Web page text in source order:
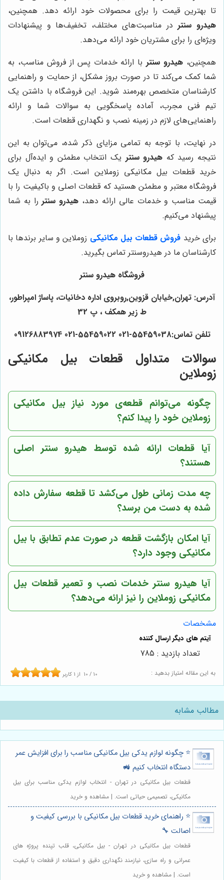
تا بهترین قیمت را برای محصولات خود ارائه دهد. همچنین،
هیدرو سنتر در مناسبت‌های مختلف، تخفیف‌ها و پیشنهادات
ویژه‌ای را برای مشتریان خود ارائه می‌دهد.
همچنین، هیدرو سنتر با ارائه خدمات پس از فروش مناسب، به
شما کمک می‌کند تا در صورت بروز مشکل، از حمایت و راهنمایی
کارشناسان متخصص بهره‌مند شوید. این فروشگاه با داشتن یک
تیم فنی مجرب، آماده پاسخگویی به سوالات شما و ارائه
راهنمایی‌های لازم در زمینه نصب و نگهداری قطعات است.
در نهایت، با توجه به تمامی مزایای ذکر شده، می‌توان به این
نتیجه رسید که هیدرو سنتر یک انتخاب مطمئن و ایده‌آل برای
خرید قطعات بیل مکانیکی زوملاین است. اگر به دنبال یک
فروشگاه معتبر و مطمئن هستید که قطعات اصلی و باکیفیت را با
قیمت مناسب و خدمات عالی ارائه دهد، هیدرو سنتر را به شما
پیشنهاد می‌کنیم.
برای خرید فروش قطعات بیل مکانیکی زوملاین و سایر برندها با
کارشناسان ما در هیدروسنتر تماس بگیرید.
فروشگاه هیدرو سنتر
آدرس: تهران,خیابان قزوین,روبروی اداره دخانیات، پاساژ امپراطور،
ط زیر همکف ، پ 32
تلفن تماس:55459038-021 55459022-021 09126883974
سوالات متداول قطعات بیل مکانیکی
زوملاین
چگونه می‌توانم قطعه‌ی مورد نیاز بیل مکانیکی
زوملاین خود را پیدا کنم؟
آیا قطعات ارائه شده توسط هیدرو سنتر اصلی
هستند؟
چه مدت زمانی طول می‌کشد تا قطعه سفارش داده
شده به دست من برسد؟
آیا امکان بازگشت قطعه در صورت عدم تطابق با بیل
مکانیکی وجود دارد؟
آیا هیدرو سنتر خدمات نصب و تعمیر قطعات بیل
مکانیکی زوملاین را نیز ارائه می‌دهد؟
مشخصات
به این مقاله امتیاز بدهید : 10 / 10 از 1 کاربر
تعداد بازدید : 785
مطالب مشابه
⭐️ چگونه لوازم یدکی بیل مکانیکی مناسب را برای افزایش عمر
دستگاه انتخاب کنیم 🚜
قطعات بیل مکانیکی در تهران - انتخاب لوازم یدکی مناسب برای بیل
مکانیکی، تصمیمی حیاتی است. | مشاهده و خرید
⭐️ راهنمای خرید قطعات بیل مکانیکی با بررسی کیفیت و
اصالت 🔧
قطعات بیل مکانیکی در تهران - بیل مکانیکی، قلب تپنده پروژه های
عمرانی و راه سازی، نیازمند نگهداری دقیق و استفاده از قطعات با کیفیت
است. | مشاهده و خرید